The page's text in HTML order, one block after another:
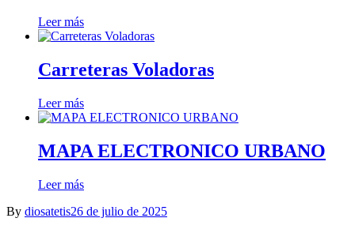
Leer más
Carreteras Voladoras
Leer más
MAPA ELECTRONICO URBANO
Leer más
By diosatetis26 de julio de 2025